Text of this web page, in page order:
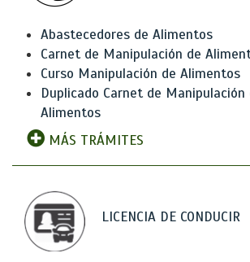
Abastecedores de Alimentos
Carnet de Manipulación de
Curso Manipulación de Alimentos
Duplicado Carnet de Manipulación
Alimentos
MÁS TRÁMITES
LICENCIA DE CONDUCIR